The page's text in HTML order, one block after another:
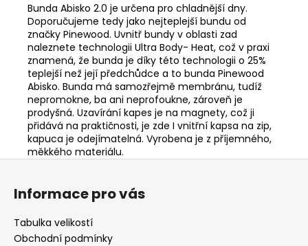
Bunda Abisko 2.0 je určena pro chladnější dny.
Doporučujeme tedy jako nejteplejší bundu od
značky Pinewood. Uvnitř bundy v oblasti zad
naleznete technologii Ultra Body- Heat, což v praxi
znamená, že bunda je díky této technologii o 25%
teplejší než její předchůdce a to bunda Pinewood
Abisko. Bunda má samozřejmě membránu, tudíž
nepromokne, ba ani neprofoukne, zároveň je
prodyšná. Uzavírání kapes je na magnety, což ji
přidává na praktičnosti, je zde I vnitřní kapsa na zip,
kapuca je odejímatelná. Vyrobena je z příjemného,
měkkého materiálu.
Z
Informace pro vás
Tabulka velikostí
Obchodní podmínky